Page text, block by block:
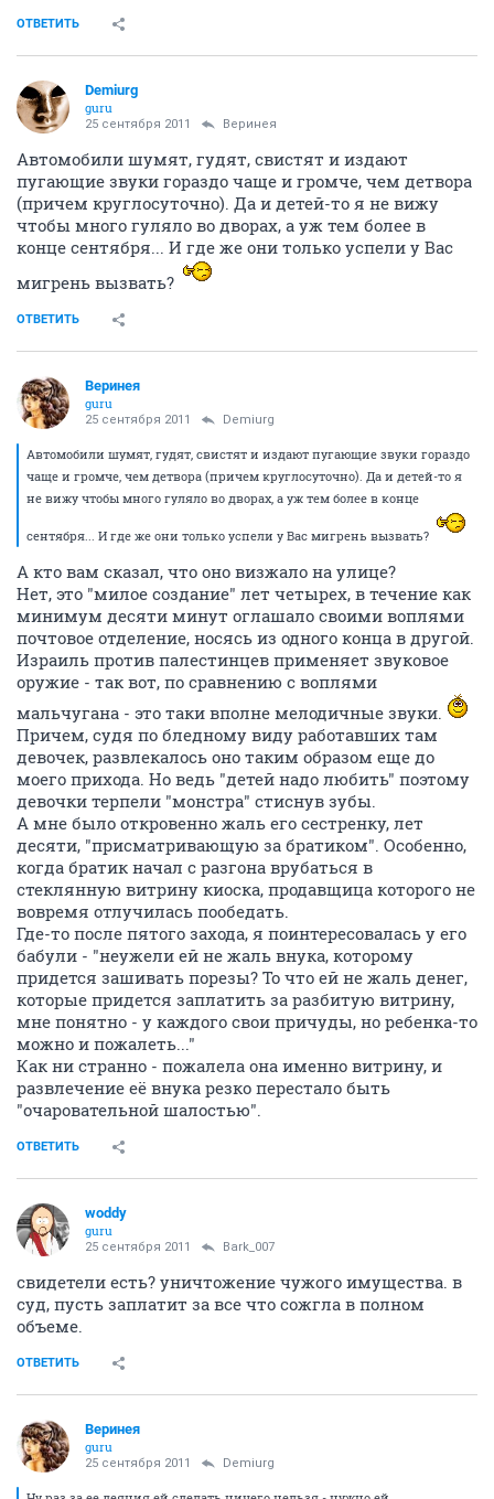
ОТВЕТИТЬ
Demiurg
guru
25 сентября 2011 Веринея
Автомобили шумят, гудят, свистят и издают
пугающие звуки гораздо чаще и громче, чем детвора
(причем круглосуточно). Да и детей-то я не вижу
чтобы много гуляло во дворах, а уж тем более в
конце сентября... И где же они только успели у Вас
мигрень вызвать?
ОТВЕТИТЬ
Веринея
guru
25 сентября 2011 Demiurg
Автомобили шумят, гудят, свистят и издают пугающие звуки гораздо
чаще и громче, чем детвора (причем круглосуточно). Да и детей-то я
не вижу чтобы много гуляло во дворах, а уж тем более в конце
сентября... И где же они только успели у Вас мигрень вызвать?
А кто вам сказал, что оно визжало на улице?
Нет, это "милое создание" лет четырех, в течение как
минимум десяти минут оглашало своими воплями
почтовое отделение, носясь из одного конца в другой.
Израиль против палестинцев применяет звуковое
оружие - так вот, по сравнению с воплями
мальчугана - это таки вполне мелодичные звуки.
Причем, судя по бледному виду работавших там
девочек, развлекалось оно таким образом еще до
моего прихода. Но ведь "детей надо любить" поэтому
девочки терпели "монстра" стиснув зубы.
А мне было откровенно жаль его сестренку, лет
десяти, "присматривающую за братиком". Особенно,
когда братик начал с разгона врубаться в
стеклянную витрину киоска, продавщица которого не
вовремя отлучилась пообедать.
Где-то после пятого захода, я поинтересовалась у его
бабули - "неужели ей не жаль внука, которому
придется зашивать порезы? То что ей не жаль денег,
которые придется заплатить за разбитую витрину,
мне понятно - у каждого свои причуды, но ребенка-то
можно и пожалеть..."
Как ни странно - пожалела она именно витрину, и
развлечение её внука резко перестало быть
"очаровательной шалостью".
ОТВЕТИТЬ
woddy
guru
25 сентября 2011 Bark_007
свидетели есть? уничтожение чужого имущества. в
суд, пусть заплатит за все что сожгла в полном
объеме.
ОТВЕТИТЬ
Веринея
guru
25 сентября 2011 Demiurg